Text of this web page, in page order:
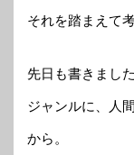
それを踏まえて
先日も書きまし
ジャンルに、人
から。